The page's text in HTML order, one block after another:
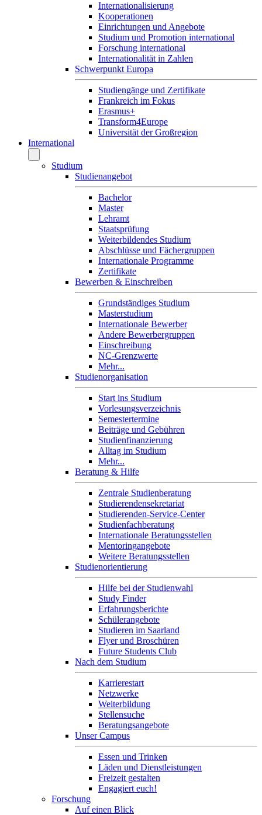
Internationalisierung
Kooperationen
Einrichtungen und Angebote
Studium und Promotion international
Forschung international
Internationalität in Zahlen
Schwerpunkt Europa
Studiengänge und Zertifikate
Frankreich im Fokus
Erasmus+
Transform4Europe
Universität der Großregion
International
Studium
Studienangebot
Bachelor
Master
Lehramt
Staatsprüfung
Weiterbildendes Studium
Abschlüsse und Fächergruppen
Internationale Programme
Zertifikate
Bewerben & Einschreiben
Grundständiges Studium
Masterstudium
Internationale Bewerber
Andere Bewerbergruppen
Einschreibung
NC-Grenzwerte
Mehr...
Studienorganisation
Start ins Studium
Vorlesungsverzeichnis
Semestertermine
Beiträge und Gebühren
Studienfinanzierung
Alltag im Studium
Mehr...
Beratung & Hilfe
Zentrale Studienberatung
Studierendensekretariat
Studierenden-Service-Center
Studienfachberatung
Internationale Beratungsstellen
Mentoringangebote
Weitere Beratungsstellen
Studienorientierung
Hilfe bei der Studienwahl
Study Finder
Erfahrungsberichte
Schülerangebote
Studieren im Saarland
Flyer und Broschüren
Future Students Club
Nach dem Studium
Karrierestart
Netzwerke
Weiterbildung
Stellensuche
Beratungsangebote
Unser Campus
Essen und Trinken
Läden und Dienstleistungen
Freizeit gestalten
Engagiert euch!
Forschung
Auf einen Blick